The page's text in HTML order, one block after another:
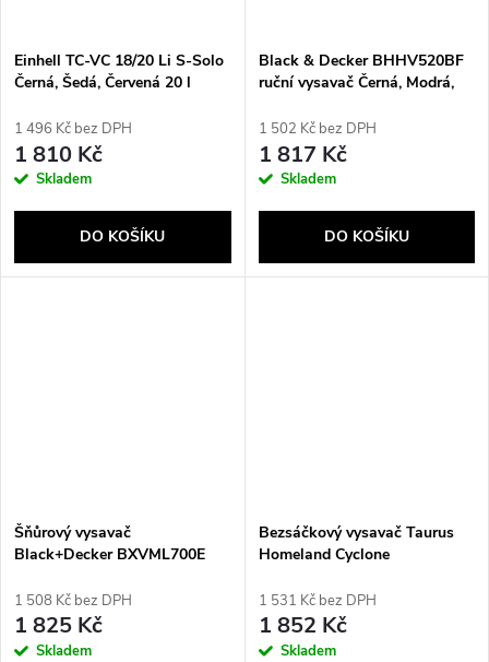
Einhell TC-VC 18/20 Li S-Solo
Černá, Šedá, Červená 20 l
1 496 Kč bez DPH
1 810 Kč
Skladem
DO KOŠÍKU
Black & Decker BHHV520BF
ruční vysavač Černá, Modrá,
1 502 Kč bez DPH
1 817 Kč
Skladem
DO KOŠÍKU
Šňůrový vysavač
Black+Decker BXVML700E
1 508 Kč bez DPH
1 825 Kč
Skladem
Bezsáčkový vysavač Taurus
Homeland Cyclone
1 531 Kč bez DPH
1 852 Kč
Skladem